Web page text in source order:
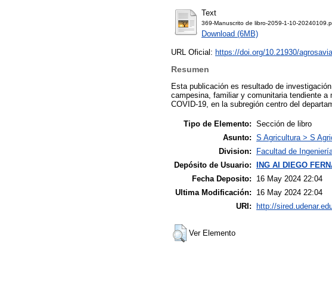
Text
369-Manuscrito de libro-2059-1-10-
Download (6MB)
URL Oficial: https://doi.org/10.21930/
Resumen
Esta publicación es resultado de
campesina, familiar y comunitaria tendiente
COVID-19, en la subregión centro del
Tipo de Elemento: Sección de libro
Asunto: S Agricultura > S
Division:
Facultad de
Depósito de Usuario: ING AI DIEGO
Fecha Deposito:
16 May 2024 22:04
Ultima Modificación:
16 May 2024 22:04
URI: http://
Ver Elemento